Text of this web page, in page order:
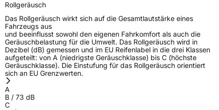
Fahrzeugklasse
C2
3PMSF / Schneeflockensymbol / Alpine-SymbolJa
EPREL ID 1719072
Allgemeine Produktsicherheit (GPSR)
Herstellerkontakt
Rollgeräusch
Das Rollgeräusch wirkt sich auf die Gesamtlautstärke eines
Fahrzeugs aus
und beeinflusst sowohl den eigenen Fahrkomfort als auch die
Geräuschbelastung für die Umwelt. Das Rollgeräusch wird in
Dezibel (dB) gemessen und im EU Reifenlabel in die drei Klassen
aufgeteilt: von A (niedrigste Geräuschklasse) bis C (höchste
Geräuschklasse). Die Einstufung für das Rollgeräusch orientiert
sich an EU Grenzwerten.
A
B / 73 dB
C